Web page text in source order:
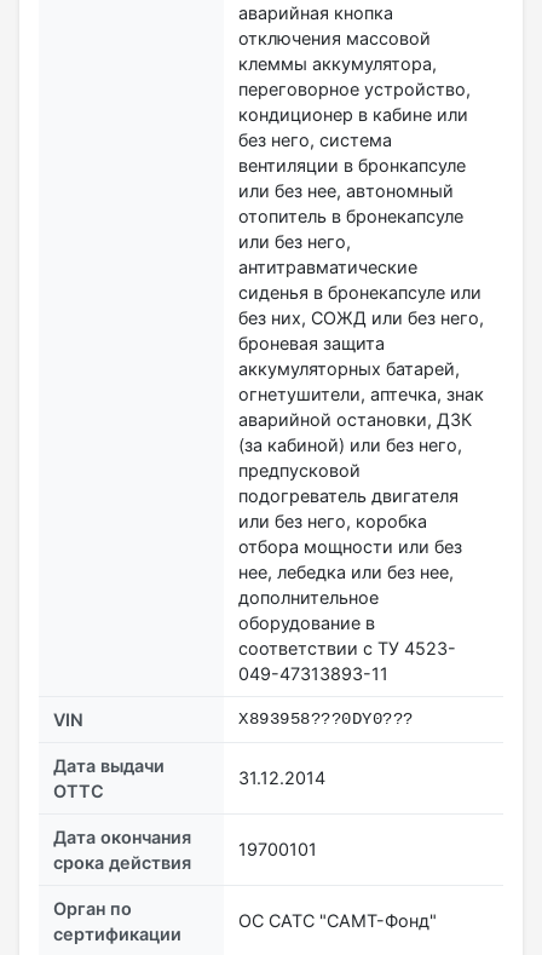
аварийная кнопка
отключения массовой
клеммы аккумулятора,
переговорное устройство,
кондиционер в кабине или
без него, система
вентиляции в бронкапсуле
или без нее, автономный
отопитель в бронекапсуле
или без него,
антитравматические
сиденья в бронекапсуле или
без них, СОЖД или без него,
броневая защита
аккумуляторных батарей,
огнетушители, аптечка, знак
аварийной остановки, ДЗК
(за кабиной) или без него,
предпусковой
подогреватель двигателя
или без него, коробка
отбора мощности или без
нее, лебедка или без нее,
дополнительное
оборудование в
соответствии с ТУ 4523-
049-47313893-11
VIN X893958???0DY0???
Дата выдачи
ОТТС
31.12.2014
Дата окончания
срока действия
19700101
Орган по
сертификации
ОС САТС "САМТ-Фонд"